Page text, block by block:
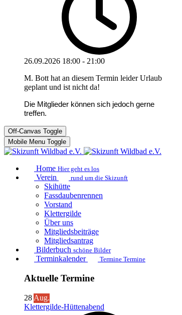
26.09.2026 18:00 - 21:00
M. Bott hat an diesem Termin leider Urlaub
geplant und ist nicht da!
Die Mitglieder können sich jedoch gerne
treffen.
Off-Canvas Toggle
Mobile Menu Toggle
Home Hier geht es los
Verein rund um die Skizunft
Skihütte
Fassdaubenrennen
Vorstand
Klettergilde
Über uns
Mitgliedsbeiträge
Mitgliedsantrag
Bilderbuch schöne Bilder
Terminkalender Termine Termine
Aktuelle Termine
28 Aug.
Klettergilde-Hüttenabend